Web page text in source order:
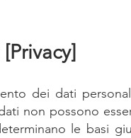
dei dati
non possono
le basi